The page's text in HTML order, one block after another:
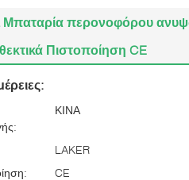
Μπαταρία περονοφόρου
Πιστοποίηση CE
ΚΙΝΑ
LAKER
CE